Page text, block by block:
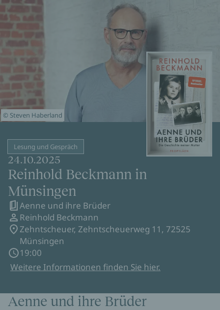
© Steven Haberland
Lesung und Gespräch
24.10.2025
Reinhold Beckmann in
Münsingen
Aenne und ihre Brüder
Reinhold Beckmann
Zehntscheuer, Zehntscheuerweg 11, 72525
Münsingen
19:00
Weitere Informationen finden Sie hier.
Aenne und ihre Brüder